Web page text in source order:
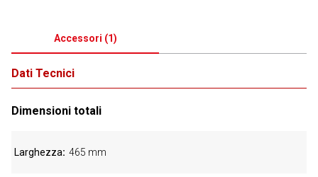
Accessori (1)
Dati Tecnici
Dimensioni totali
Larghezza 465 mm